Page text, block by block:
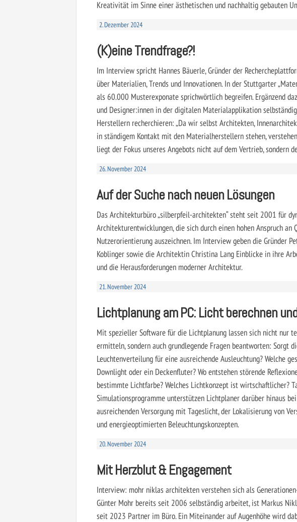
Kreativität im Sinne einer ästhetischen und nachhaltig gebauten
2. Dezember 2024
(K)eine Trendfrage?!
Im Interview spricht Hannes Bäuerle, Gründer der
über Materialien, Trends und Innovationen. In der Stuttgarter
als 60.000 Musterexponate sprichwörtlich begreifen. Ergänzend
und Designer:innen in der digitalen Materialapplikation
Herstellern recherchieren: „Da wir selbst Architekten,
in ständigem Kontakt mit den Materialherstellern stehen,
liegt der Fokus unseres Angebots nicht auf dem Vertrieb, sondern
26. November 2024
Auf der Suche nach neuen Lösungen
Das Architekturbüro „silberpfeil-architekten“ steht seit 2001 für
Architekturentwicklungen, die sich durch einen hohen Anspruch an
Nutzerorientierung auszeichnen. Im Interview geben die Gründer
Koblinger sowie die Architektin Christina Lang Einblicke in ihre
und die Herausforderungen moderner Architektur.
21. November 2024
Lichtplanung am PC: Licht berechnen
Mit spezieller Software für die Lichtplanung lassen sich nicht nur
ermitteln, sondern auch grundlegende Fragen beantworten: Sorgt
Leuchtenverteilung für eine ausreichende Ausleuchtung? Welche
Downlight oder ein Deckenfluter? Wo entstehen störende
bestimmte Lichtfarbe? Welches Lichtkonzept ist wirtschaftlicher?
Simulationsprogramme unterstützen Lichtplaner darüber hinaus
ausreichenden Versorgung mit Tageslicht, der Lokalisierung von
und energieoptimierten Beleuchtungskonzepten.
20. November 2024
Mit Herzblut & Engagement
Interview: mohr niklas architekten verstehen sich als
Günter Mohr bereits seit 2006 selbständig arbeitet, ist Markus
seit 2023 Partner im Büro. Ein Miteinander auf Augenhöhe wird